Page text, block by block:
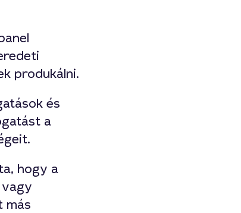
produkálni.
és
a
hogy a
vagy
más